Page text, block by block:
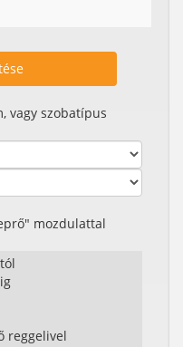
vagy szobatípus
mozdulattal
reggelivel